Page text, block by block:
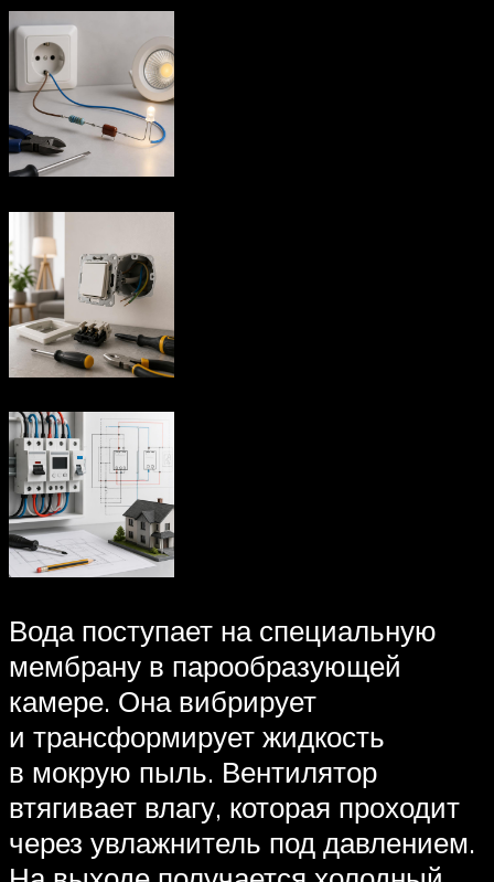
Вода поступает на специальную
мембрану в парообразующей
камере. Она вибрирует
и трансформирует жидкость
в мокрую пыль. Вентилятор
втягивает влагу, которая проходит
через увлажнитель под давлением.